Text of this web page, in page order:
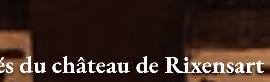
du château de Rixensart